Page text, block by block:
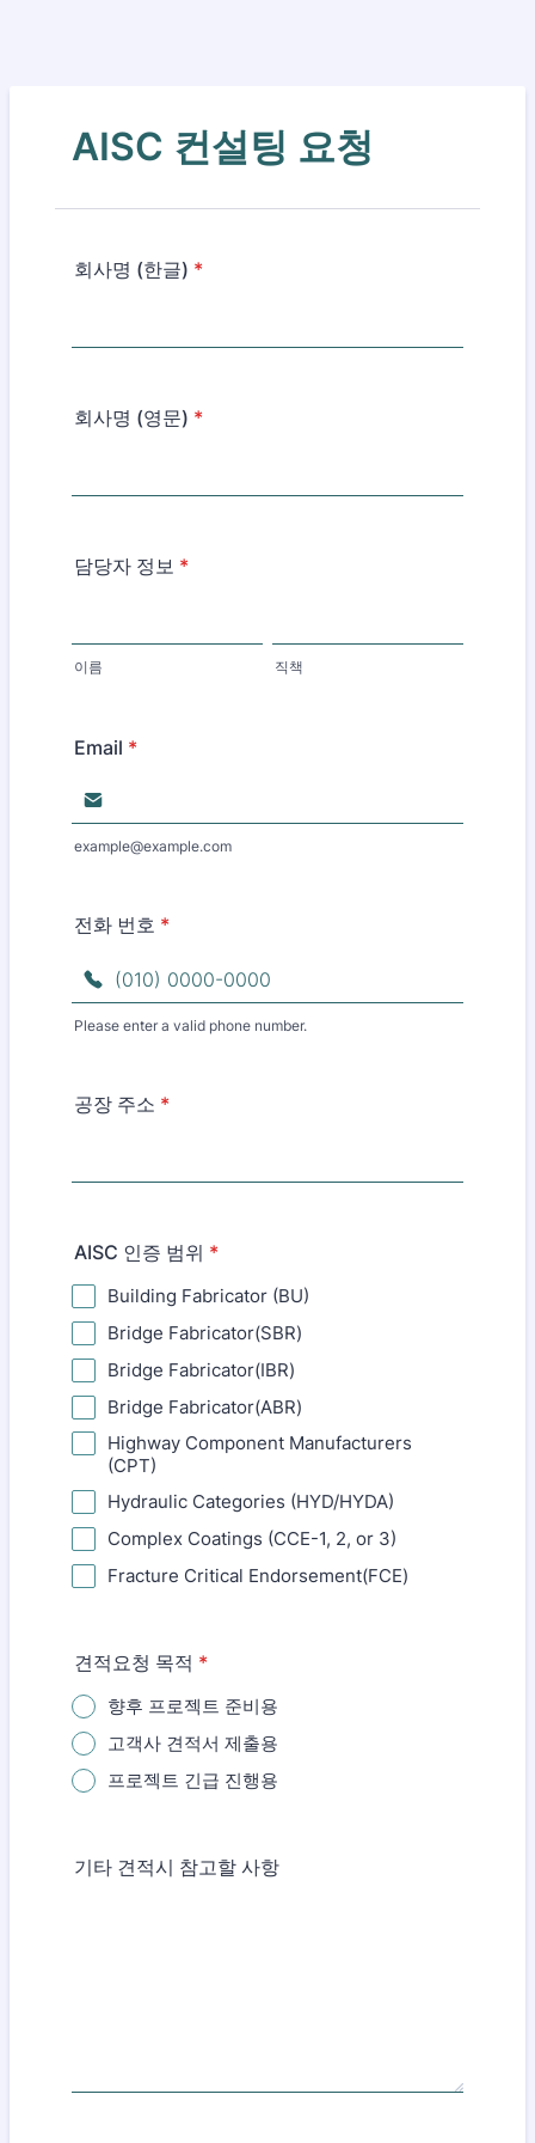
AISC 컨설팅 요청
회사명 (한글) *
회사명 (영문) *
담당자 정보 *
이름 직책
Email *
example@example.com
전화 번호 *
Please enter a valid phone number.
공장 주소 *
AISC 인증 범위 *
Building Fabricator (BU)
Bridge Fabricator(SBR)
Bridge Fabricator(IBR)
Bridge Fabricator(ABR)
Highway Component Manufacturers
(CPT)
Hydraulic Categories (HYD/HYDA)
Complex Coatings (CCE-1, 2, or 3)
Fracture Critical Endorsement(FCE)
견적요청 목적 *
향후 프로젝트 준비용
고객사 견적서 제출용
프로젝트 긴급 진행용
기타 견적시 참고할 사항